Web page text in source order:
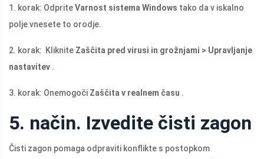
1. korak: OdpriteVarnost sistema Windows tako da v iskalno
polje vnesete to orodje.
2. korak: Kliknite Zaščita pred virusi in grožnjami > Upravljanje
nastavitev .
3. korak: Onemogoči Zaščita v realnem času .
5. način. Izvedite čisti zagon
Čisti zagon pomaga odpraviti konflikte s postopkom